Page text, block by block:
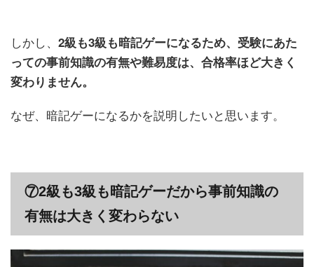
しかし、 2級も3級も暗記ゲーになるため、受験にあた
っての事前知識の有無や難易度は、合格率ほど大きく
変わりません。
なぜ、暗記ゲーになるかを説明したいと思います。
⑦2級も3級も暗記ゲーだから事前知識の
有無は大きく変わらない